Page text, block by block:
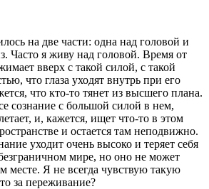
на две части: одна над головой и
Часто я живу над головой. Время от
вверх с такой силой, с такой
что глаза уходят внутрь при его
что кто-то тянет из высшего плана.
сознание с большой силой в нем,
и, кажется, ищет что-то в этом
и остается там неподвиж­но.
уходит очень высоко и теряет себя
мире, но оно не может
месте. Я не всегда чувствую такую
за пе­реживание?